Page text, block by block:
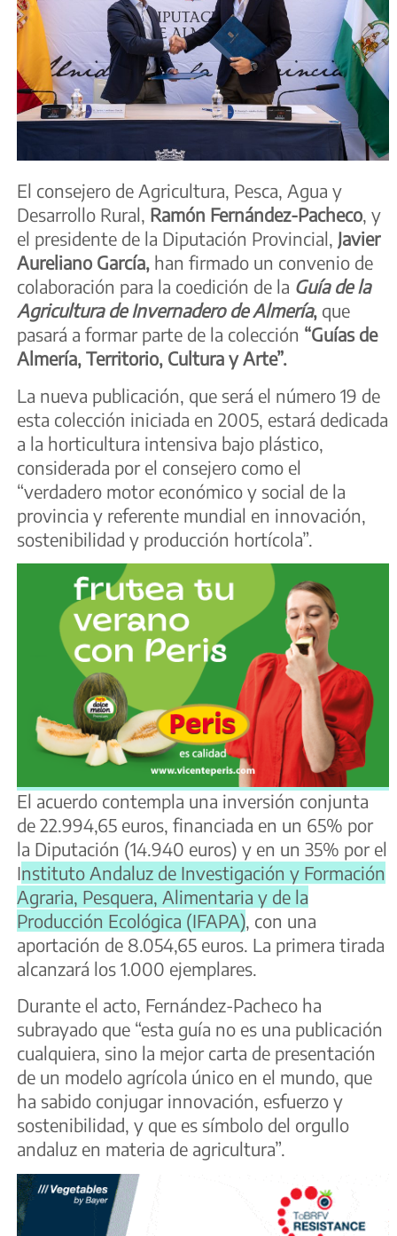
El consejero de Agricultura, Pesca, Agua y
Desarrollo Rural, Ramón Fernández-Pacheco, y
el presidente de la Diputación Provincial, Javier
Aureliano García, han firmado un convenio de
colaboración para la coedición de la Guía de la
Agricultura de Invernadero de Almería, que
pasará a formar parte de la colección “Guías de
Almería, Territorio, Cultura y Arte”.
La nueva publicación, que será el número 19 de
esta colección iniciada en 2005, estará dedicada
a la horticultura intensiva bajo plástico,
considerada por el consejero como el
“verdadero motor económico y social de la
provincia y referente mundial en innovación,
sostenibilidad y producción hortícola”.
El acuerdo contempla una inversión conjunta
de 22.994,65 euros, financiada en un 65% por
la Diputación (14.940 euros) y en un 35% por el
Instituto Andaluz de Investigación y Formación
Agraria, Pesquera, Alimentaria y de la
Producción Ecológica (IFAPA) , con una
aportación de 8.054,65 euros. La primera tirada
alcanzará los 1.000 ejemplares.
Durante el acto, Fernández-Pacheco ha
subrayado que “esta guía no es una publicación
cualquiera, sino la mejor carta de presentación
de un modelo agrícola único en el mundo, que
ha sabido conjugar innovación, esfuerzo y
sostenibilidad, y que es símbolo del orgullo
andaluz en materia de agricultura”.